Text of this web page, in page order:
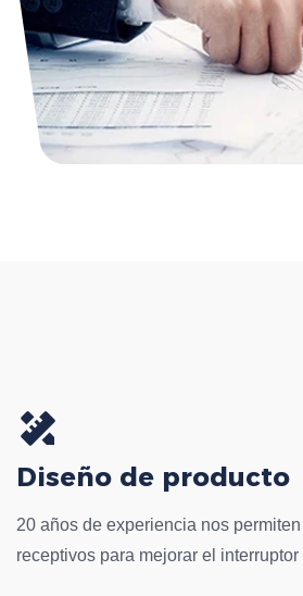
Diseño de producto
20 años de experiencia nos
receptivos para mejorar el